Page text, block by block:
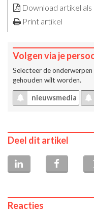
Download artikel als
Print artikel
Volgen via je
Selecteer de onderwerpen
gehouden wilt worden.
nieuwsmedia
Deel dit artikel
Reacties